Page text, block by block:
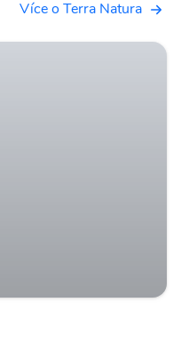
Více o Terra Natura